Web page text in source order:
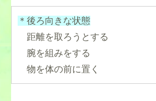
＊後ろ向きな状態
距離を取ろうとする
腕を組みをする
物を体の前に置く